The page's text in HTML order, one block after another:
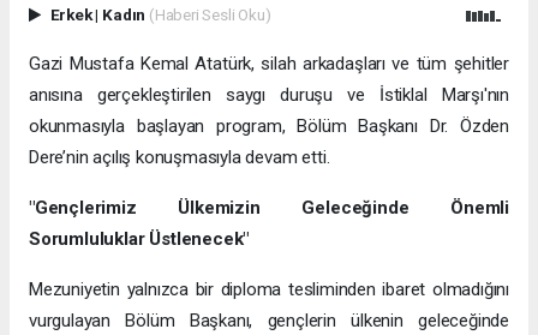
Erkek| Kadın (Haberi Sesli Oku)
Gazi Mustafa Kemal Atatürk, silah arkadaşları ve tüm şehitler
anısına gerçekleştirilen saygı duruşu ve İstiklal Marşı'nın
okunmasıyla başlayan program, Bölüm Başkanı Dr. Özden
Dere’nin açılış konuşmasıyla devam etti.
"Gençlerimiz Ülkemizin Geleceğinde Önemli
Sorumluluklar Üstlenecek"
Mezuniyetin yalnızca bir diploma tesliminden ibaret olmadığını
vurgulayan Bölüm Başkanı, gençlerin ülkenin geleceğinde